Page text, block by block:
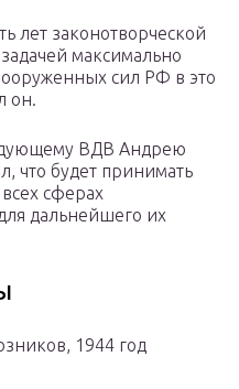
лет законотворческой
максимально
сил РФ в это
он.
ВДВ Андрею
что будет принимать
сферах
дальнейшего их
1944 год